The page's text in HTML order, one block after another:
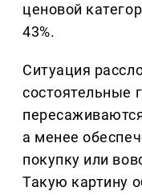
ценовой
43%.
Ситуация
состоятельные
а менее
покупку или
Такую картину